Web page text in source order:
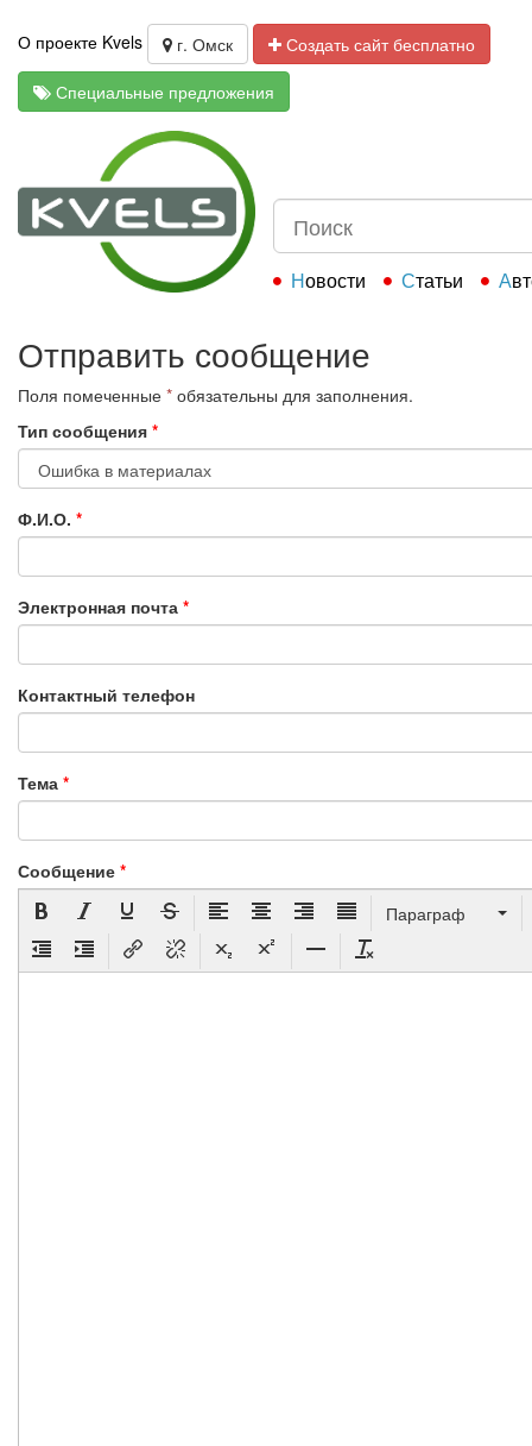
О проекте Kvels г. Омск
Создать сайт бесплатно
Специальные предложения
Новости Статьи
Отправить сообщение
Поля помеченные * обязательны для заполнения.
Тип сообщения *
Ф.И.О. *
Электронная почта *
Контактный телефон
Тема *
Сообщение *
Параграф